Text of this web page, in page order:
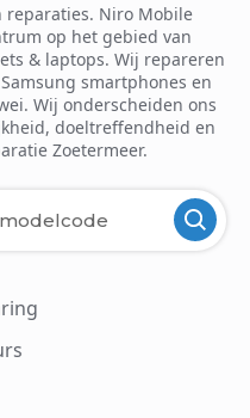
reparaties. Niro Mobile
op het gebied van
& laptops. Wij repareren
smartphones en
Wij onderscheiden ons
doeltreffendheid en
Zoetermeer.